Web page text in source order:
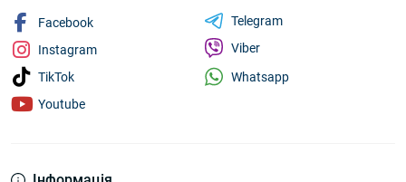
Facebook
Instagram
TikTok
Youtube
Telegram
Viber
Whatsapp